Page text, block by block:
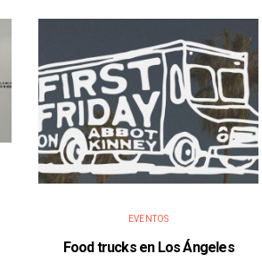
EVENTOS
Food trucks en Los Ángeles